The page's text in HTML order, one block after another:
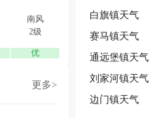
南风
2级
优
南风
2级
南风
2级
优
更多>
白旗镇天气
赛马镇天气
通远堡镇天气
刘家河镇天气
边门镇天气